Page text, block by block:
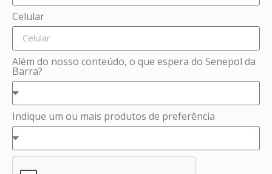
Celular
Além do nosso conteúdo, o que espera do Senepol da
Barra?
Indique um ou mais produtos de preferência